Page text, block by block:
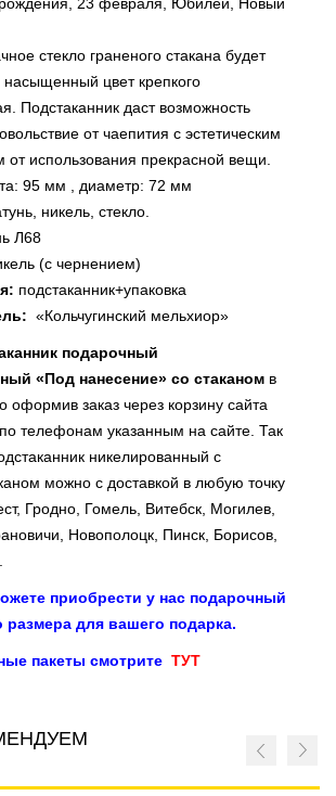
23 февраля, Юбилей, Новый
стекло граненого стакана будет
цвет крепкого
Подстаканник даст возможность
от чаепития с эстетическим
от использования прекрасной вещи.
95 мм , диаметр: 72 мм
никель, стекло.
Л68
(с чернением)
подстаканник+упаковка
«Кольчугинский мельхиор»
подарочный
«Под нанесение» со стаканом в
оформив заказ через корзину сайта
телефонам указанным на сайте. Так
никелированный с
можно с доставкой в любую точку
Гродно, Гомель, Витебск, Могилев,
Новополоцк, Пинск, Борисов,
приобрести у нас подарочный
размера для вашего подарка.
пакеты смотрите ТУТ